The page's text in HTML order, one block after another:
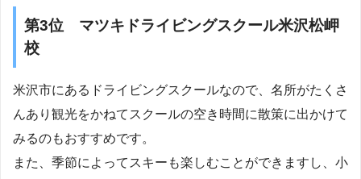
第3位 マツキドライビングスクール米沢松岬
校
米沢市にあるドライビングスクールなので、名所がたくさ
んあり観光をかねてスクールの空き時間に散策に出かけて
みるのもおすすめです。
また、季節によってスキーも楽しむことができますし、小